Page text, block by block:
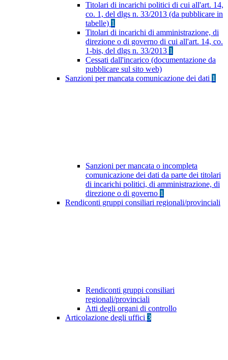
Titolari di incarichi politici di cui all'art. 14,
co. 1, del dlgs n. 33/2013 (da pubblicare in
tabelle) 1
Titolari di incarichi di amministrazione, di
direzione o di governo di cui all'art. 14, co.
1-bis, del dlgs n. 33/2013 1
Cessati dall'incarico (documentazione da
pubblicare sul sito web)
Sanzioni per mancata comunicazione dei dati 1
Sanzioni per mancata o incompleta
comunicazione dei dati da parte dei titolari
di incarichi politici, di amministrazione, di
direzione o di governo 1
Rendiconti gruppi consiliari regionali/provinciali
Rendiconti gruppi consiliari
regionali/provinciali
Atti degli organi di controllo
Articolazione degli uffici 3